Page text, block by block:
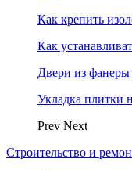
Как крепить
Как
Двери из
Укладка плитки
Prev Next
Строительство и